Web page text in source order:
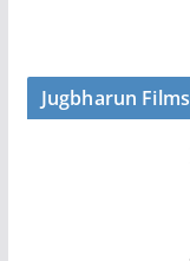
Jugbharun Films